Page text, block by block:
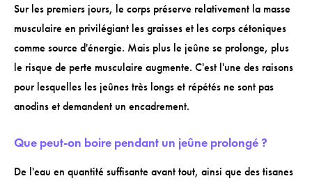
Sur les premiers jours, le corps préserve relativement la masse
musculaire en privilégiant les graisses et les corps cétoniques
comme source d'énergie. Mais plus le jeûne se prolonge, plus
le risque de perte musculaire augmente. C'est l'une des raisons
pour lesquelles les jeûnes très longs et répétés ne sont pas
anodins et demandent un encadrement.
Que peut-on boire pendant un jeûne prolongé ?
De l'eau en quantité suffisante avant tout, ainsi que des tisanes